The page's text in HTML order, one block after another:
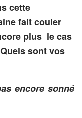
cette
fait couler
plus le cas
sont vos
encore sonné